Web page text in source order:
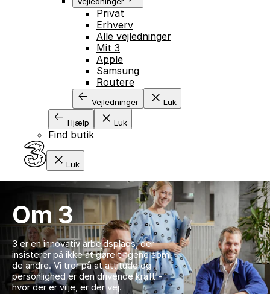
GÅ TIL INDHOLD
Privat
Erhverv
Alle vejledninger
Mit 3
Apple
Samsung
Routere
Vejledninger Luk
Hjælp Luk
Find butik
Luk
Om 3
3 er en innovativ arbejdsplads, der
insisterer på ikke at gøre tingene som
de andre. Vi tror på at attitude og
personlighed er den drivende kraft -
hvor der er vilje, er der vej.